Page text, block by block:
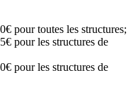
pour toutes les structures;
pour les structures de
pour les structures de